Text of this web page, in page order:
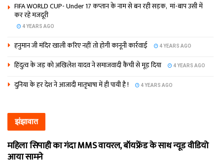
FIFA WORLD CUP- Under 17 कप्‍तान के नाम से बन रही सड़क, मां-बाप उसी में
कर रहे मजदूरी
4 YEARS AGO
हनुमान जी मंदिर खाली करिए नहीं तो होगी कानूनी कार्रवाई 4 YEARS AGO
हिंदुत्व के जड़ को अखिलेश यादव ने समाजवादी कैंची से मूड़ दिया 4 YEARS AGO
दुनिया के हर देश ने आजादी मातृभाषा में ही पायी है ! 4 YEARS AGO
झंझावात
महिला सिपाही का गंदा MMS वायरल, बॉयफ्रेंड के साथ न्यूड वीडियो
आया सामने